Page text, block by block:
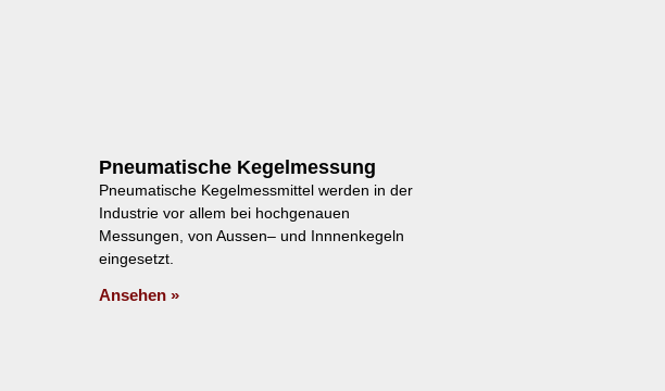
Pneumatische Kegelmessung
Pneumatische Kegelmessmittel werden in der
Industrie vor allem bei hochgenauen
Messungen, von Aussen– und Innnenkegeln
eingesetzt.
Ansehen »